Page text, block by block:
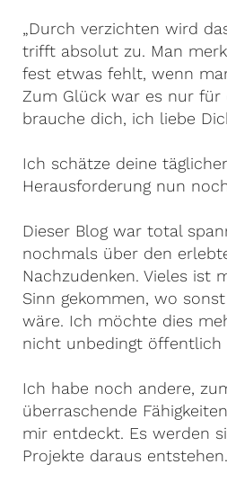
„Durch verzichten wird
trifft absolut zu. Man
fest etwas fehlt, wenn
Zum Glück war es nur für
brauche dich, ich liebe
Ich schätze deine
Herausforderung nun
Dieser Blog war total
nochmals über den
Nachzudenken. Vieles ist
Sinn gekommen, wo
wäre. Ich möchte dies
nicht unbedingt öffentlich
Ich habe noch andere,
überraschende
mir entdeckt. Es werden
Projekte daraus entstehen.